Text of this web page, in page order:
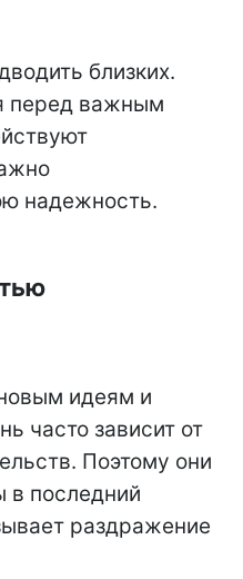
близких.
перед важным
надежность.
идеям и
часто зависит от
Поэтому они
в последний
раздражение